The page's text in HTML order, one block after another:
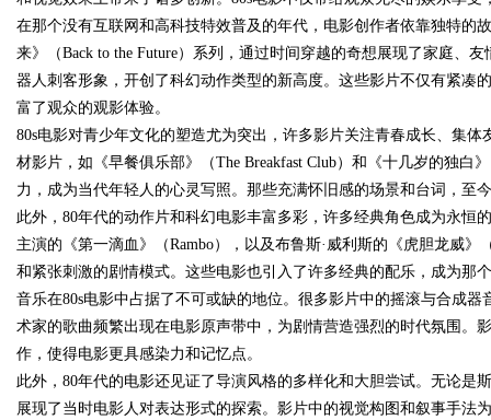
uz
!
在那个没有互联网和高科技特效普及的年代，电影创作者依靠独特的
来》（Back to the Future）系列，通过时间穿越的奇想展现了家庭、
器人刺客形象，开创了科幻动作类型的新高度。这些影片不仅有紧凑
富了观众的观影体验。
80s电影对青少年文化的塑造尤为突出，许多影片关注青春成长、集
材影片，如《早餐俱乐部》（The Breakfast Club）和《十几岁的独白
力，成为当代年轻人的心灵写照。那些充满怀旧感的场景和台词，至
此外，80年代的动作片和科幻电影丰富多彩，许多经典角色成为永恒
主演的《第一滴血》（Rambo），以及布鲁斯·威利斯的《虎胆龙威
和紧张刺激的剧情模式。这些电影也引入了许多经典的配乐，成为那
音乐在80s电影中占据了不可或缺的地位。很多影片中的摇滚与合成
术家的歌曲频繁出现在电影原声带中，为剧情营造强烈的时代氛围。
作，使得电影更具感染力和记忆点。
此外，80年代的电影还见证了导演风格的多样化和大胆尝试。无论是
展现了当时电影人对表达形式的探索。影片中的视觉构图和叙事手法